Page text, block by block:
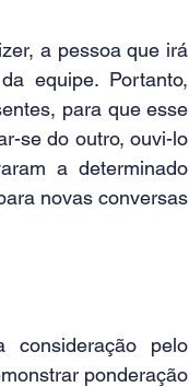
a pessoa que irá
equipe. Portanto,
para que esse
se do outro, ouvi-lo
a determinado
novas conversas
consideração pelo
ponderação